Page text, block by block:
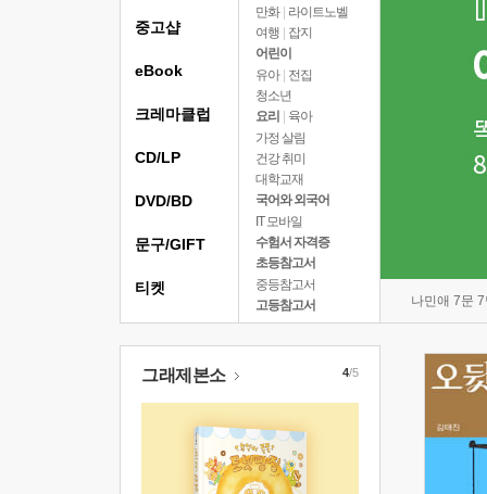
만화 | 라이트노벨
여행
잡지
어린이
유아 | 전집
청소년
요리
육아
가정 살림
건강 취미
대학교재
국어와 외국어
IT 모바일
수험서 자격증
초등참고서
중등참고서
고등참고서
나민애 7문
중고샵
eBook
크레마클럽
CD/LP
DVD/BD
문구/GIFT
티켓
그래제본소 4/5